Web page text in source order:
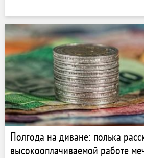
Полгода на диване: полька
высокооплачиваемой работе